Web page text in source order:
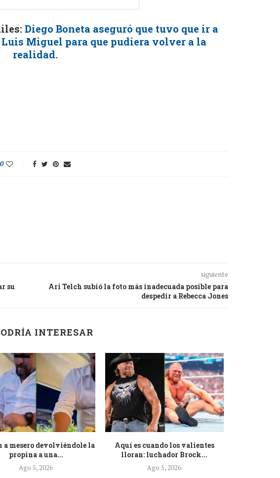
Diego Boneta aseguró que tuvo que ir a
Miguel para que pudiera volver a la
realidad.
0
su
siguiente
Ari Telch subió la foto más inadecuada posible para
despedir a Rebecca Jones
INTERESAR
a mesero devolviéndole la
propina a una...
Ago 5, 2026
Aquí es cuando los valientes
lloran: luchador Brock...
Ago 5, 2026